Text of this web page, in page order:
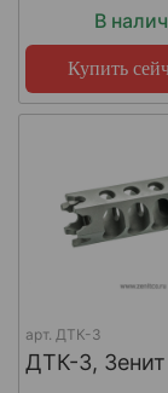
В
Купить
арт. ДТК-3
ДТК-3, Зенит